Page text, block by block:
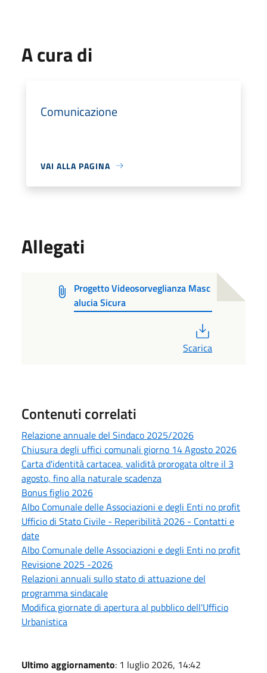
A cura di
Comunicazione
VAI ALLA PAGINA
Allegati
Progetto Videosorveglianza Masc
alucia Sicura
Scarica
Contenuti correlati
Relazione annuale del Sindaco 2025/2026
Chiusura degli uffici comunali giorno 14 Agosto 2026
Carta d'identità cartacea, validità prorogata oltre il 3
agosto, fino alla naturale scadenza
Bonus figlio 2026
Albo Comunale delle Associazioni e degli Enti no profit
Ufficio di Stato Civile - Reperibilità 2026 - Contatti e
date
Albo Comunale delle Associazioni e degli Enti no profit
Revisione 2025 -2026
Relazioni annuali sullo stato di attuazione del
programma sindacale
Modifica giornate di apertura al pubblico dell'Ufficio
Urbanistica
Ultimo aggiornamento: 1 luglio 2026, 14:42